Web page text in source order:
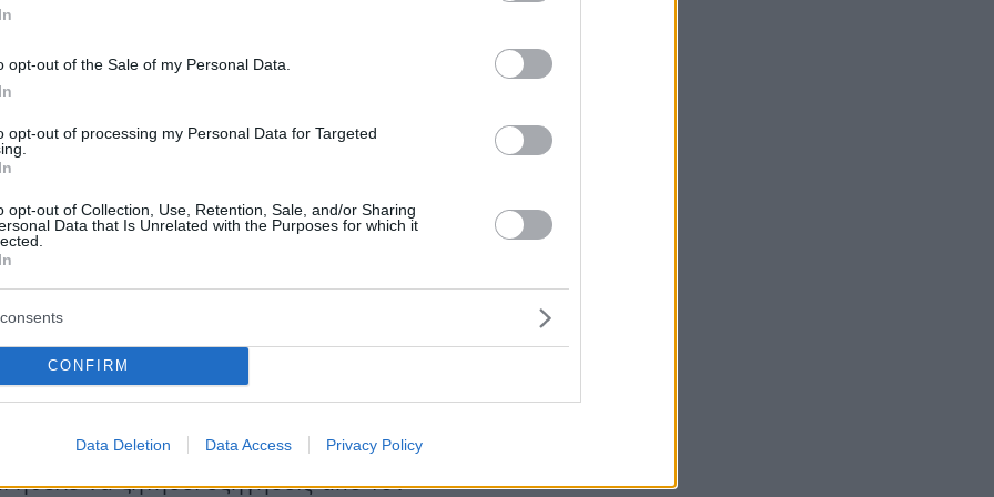
opt-out of the Sale of my Personal Data.
opt-out of processing my Personal Data for Targeted
opt-out of Collection, Use, Retention, Sale, and/or Sharing
Data that Is Unrelated with the Purposes for which it
CONFIRM
Data Deletion Data Access Privacy Policy
κάτω από τα πόδια του και
είχαν συμβεί και όσα βίωνε το παιδί του
κακοποιήσει σεξουαλικά και βιάσει την
με τις αναφορές του στους
λειτουργούς.
περασμένης Τρίτης η 18χρονη αποκάλυψε
του βιαστή της. «Τον στήριζα, τον
τον έβαζα σπίτι μου και μου βίαζε
βαριά ψυχική μου κατάσταση προστέθηκε
της προδοσίας». Μην μπορώντας να
στην Αργαλαστή. Εκεί, δεν μπορούσε να
ήθελε να ζητήσει εξηγήσεις από τον